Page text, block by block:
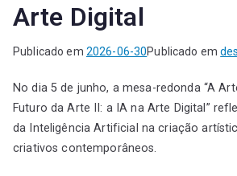
Arte Digital
Publicado em 2026-06-30Publicado em
No dia 5 de junho, a mesa-redonda “A
Futuro da Arte II: a IA na Arte Digital”
da Inteligência Artificial na criação
criativos contemporâneos.